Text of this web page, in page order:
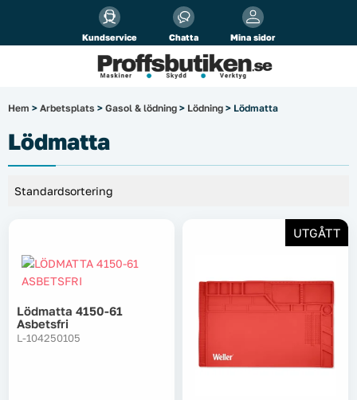
Kundservice Chatta Mina sidor
Alla priser visasinkl. moms!
Företag Privat
El & belysning
Laserinstrument
Hem > Arbetsplats > Gasol & lödning > Lödning > Lödmatta
Lödmatta
Lödmatta 4150-61
Asbetsfri
L-104250105
UTGÅTT